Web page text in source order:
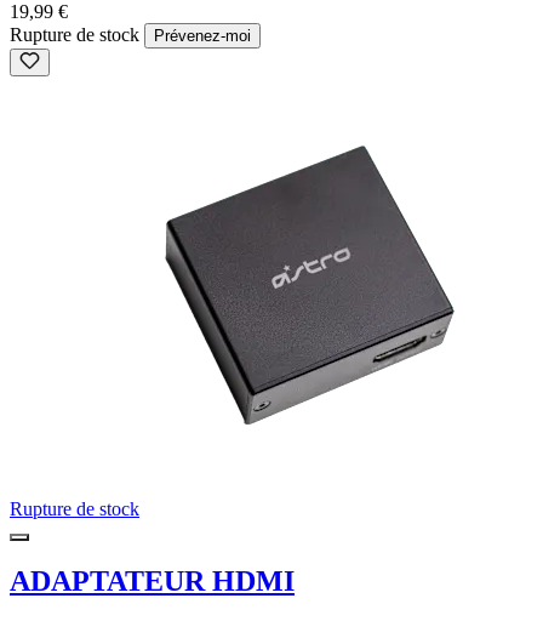
19,99 €
Rupture de stock
Prévenez-moi
Rupture de stock
ADAPTATEUR HDMI